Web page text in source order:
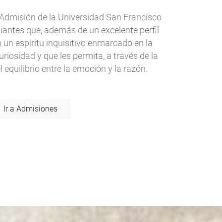
de la Universidad San Francisco
que, además de un excelente perfil
un espíritu inquisitivo enmarcado en la
y que les permita, a través de la
equilibrio entre la emoción y la razón.
Ir a Admisiones